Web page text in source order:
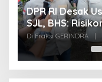
DPR RI Desak
SJL, BHS:
Di Fraksi GERINDRA |